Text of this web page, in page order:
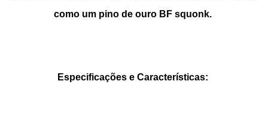
como um pino de ouro BF squonk.
Especificações e Características: